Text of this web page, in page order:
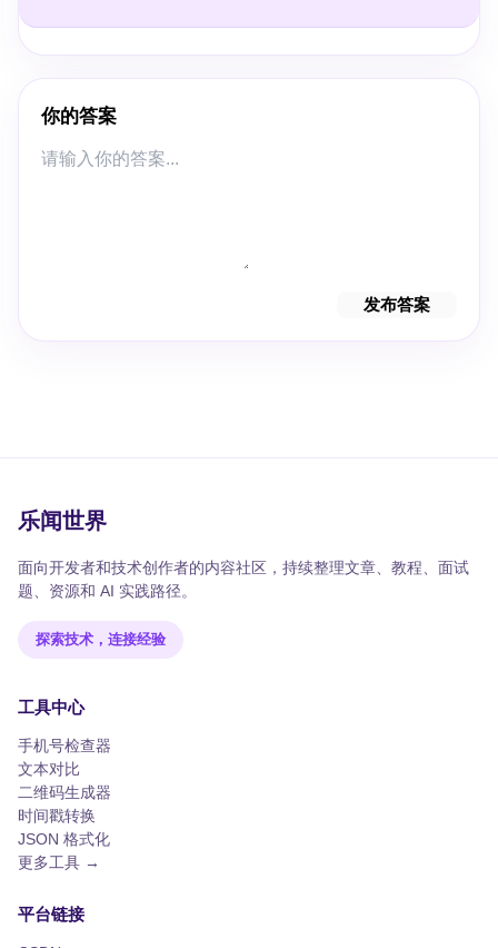
你的答案
发布答案
乐闻世界
面向开发者和技术创作者的内容社区，持续整理文章、教程、面试
题、资源和 AI 实践路径。
探索技术，连接经验
工具中心
手机号检查器
文本对比
二维码生成器
时间戳转换
JSON 格式化
更多工具 →
平台链接